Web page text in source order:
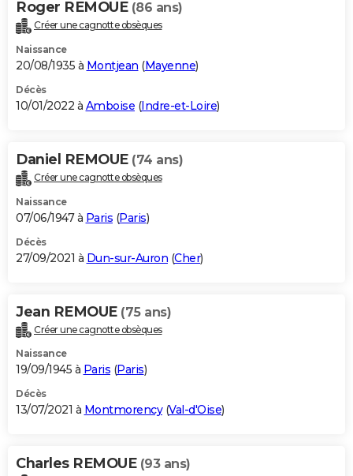
Roger REMOUE (86 ans)
Créer une cagnotte obsèques
Naissance
20/08/1935 à Montjean (Mayenne)
Décès
10/01/2022 à Amboise (Indre-et-Loire)
Daniel REMOUE (74 ans)
Créer une cagnotte obsèques
Naissance
07/06/1947 à Paris (Paris)
Décès
27/09/2021 à Dun-sur-Auron (Cher)
Jean REMOUE (75 ans)
Créer une cagnotte obsèques
Naissance
19/09/1945 à Paris (Paris)
Décès
13/07/2021 à Montmorency(Val-d'Oise)
Charles REMOUE (93 ans)